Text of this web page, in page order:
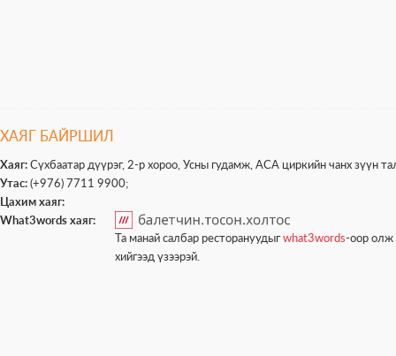
ХАЯГ БАЙРШИЛ
Хаяг:Сүхбаатар дүүрэг, 2-р хороо, Усны гудамж, АСА циркийн чанх зүүн
Утас:(+976) 7711 9900;
Цахим хаяг:
What3words хаяг:
Та манай салбар ресторануудыгwhat3words-оор олж
хийгээд үзээрэй.